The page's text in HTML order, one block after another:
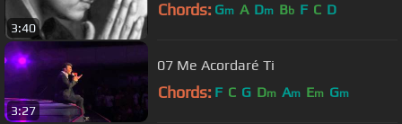
3:40
Chords: Gm A Dm Bb F C D
3:27
07 Me Acordaré Ti
Chords: F C G Dm Am Em Gm